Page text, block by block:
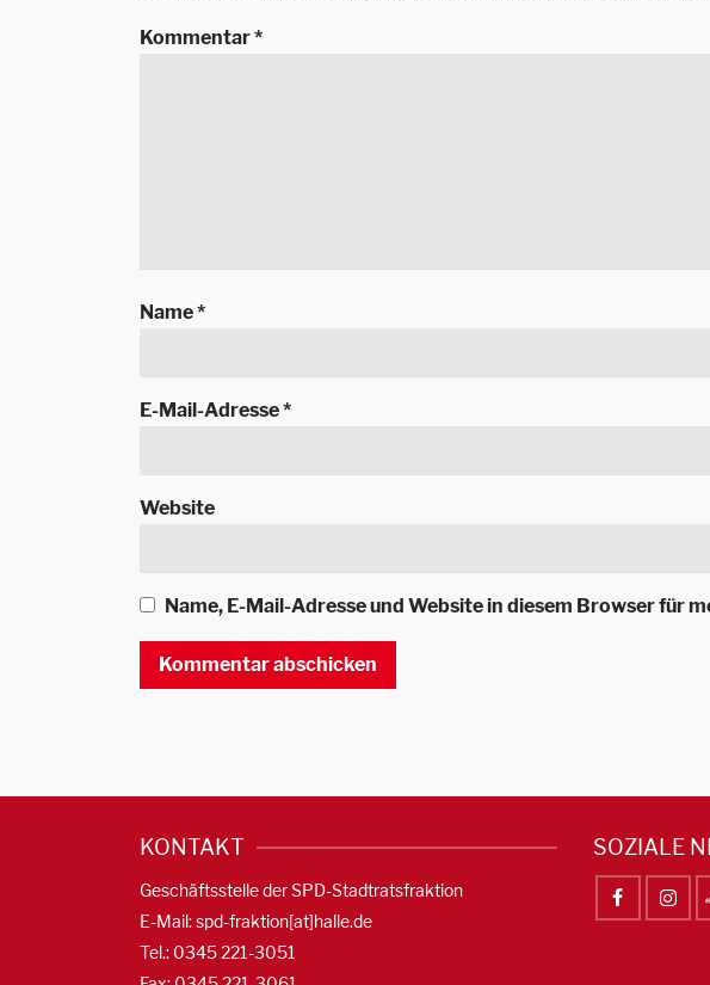
Kommentar*
Name*
E-Mail-Adresse*
Website
Name, E-Mail-Adresse und Website in diesem Browser für
KONTAKT
Geschäftsstelle der SPD-Stadtratsfraktion
E-Mail: spd-fraktion[at]halle.de
Tel.: 0345 221-3051
SOZIALE